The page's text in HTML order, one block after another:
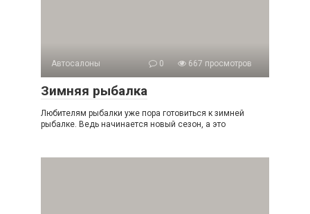
Автосалоны 0 667 просмотров
Зимняя рыбалка
Любителям рыбалки уже пора готовиться к зимней
рыбалке. Ведь начинается новый сезон, а это